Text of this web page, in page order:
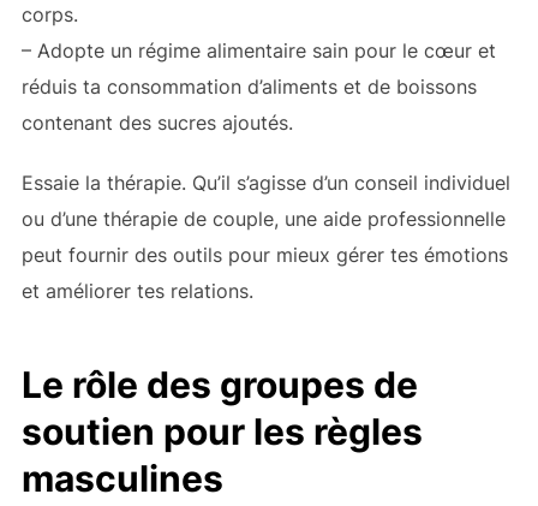
corps.
– Adopte un régime alimentaire sain pour le cœur et
réduis ta consommation d’aliments et de boissons
contenant des sucres ajoutés.
Essaie la thérapie. Qu’il s’agisse d’un conseil individuel
ou d’une thérapie de couple, une aide professionnelle
peut fournir des outils pour mieux gérer tes émotions
et améliorer tes relations.
Le rôle des groupes de
soutien pour les règles
masculines